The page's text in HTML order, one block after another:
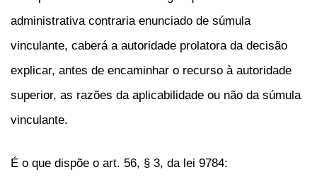
administrativa contraria enunciado de súmula
vinculante, caberá a autoridade prolatora da decisão
explicar, antes de encaminhar o recurso à autoridade
superior, as razões da aplicabilidade ou não da súmula
vinculante.
É o que dispõe o art. 56, § 3, da lei 9784: